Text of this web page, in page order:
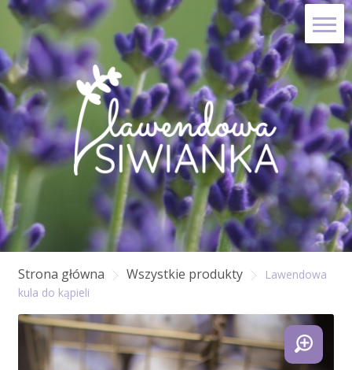
Skip
to
navigation
Skip
to
content
Strona główna Wszystkie produkty
Lawendowa
kula do kąpieli